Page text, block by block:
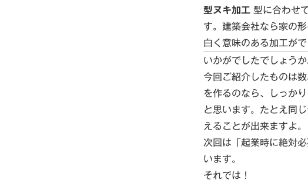
型ヌキ加工型に合わせ
す。建築会社なら家の
白く意味のある加工がで
いかがでしたでしょうか
今回ご紹介したものは
を作るのなら、しっか
と思います。たとえ同
えることが出来ますよ。
次回は「起業時に絶対
います。
それでは！